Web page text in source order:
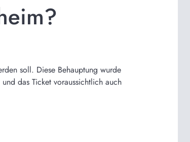
soll. Diese Behauptung wurde
das Ticket voraussichtlich auch